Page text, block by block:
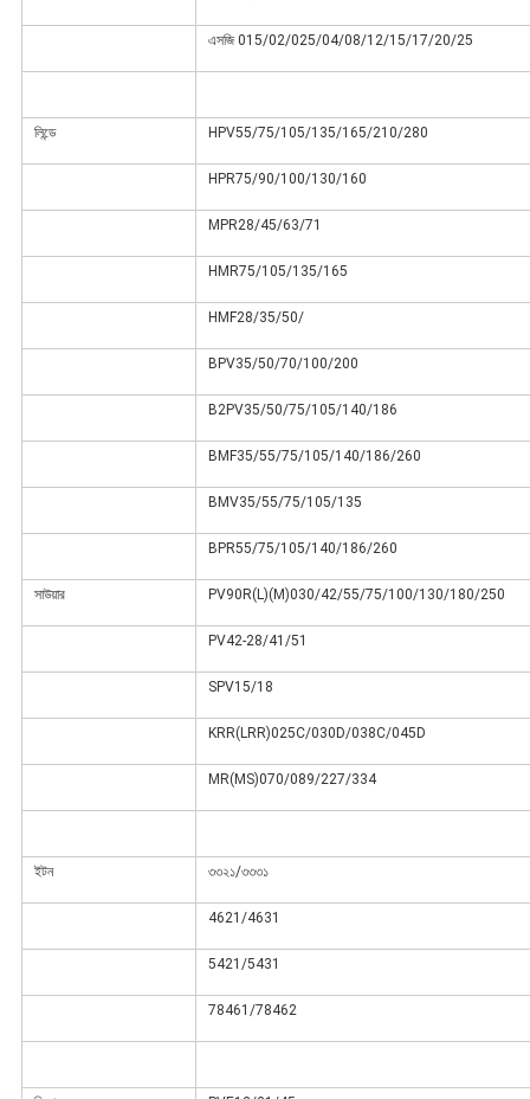
এসজি 015/02/025/04/08/12/15/17/20/25
লিন্ডে HPV55/75/105/135/165/210/280
HPR75/90/100/130/160
MPR28/45/63/71
HMR75/105/135/165
HMF28/35/50/
BPV35/50/70/100/200
B2PV35/50/75/105/140/186
BMF35/55/75/105/140/186/260
BMV35/55/75/105/135
BPR55/75/105/140/186/260
সাউয়ার PV90R(L)(M)030/42/55/75/100/130/180/250
PV42-28/41/51
SPV15/18
KRR(LRR)025C/030D/038C/045D
MR(MS)070/089/227/334
ইটন ৩৩২১/৩৩৩১
4621/4631
5421/5431
78461/78462